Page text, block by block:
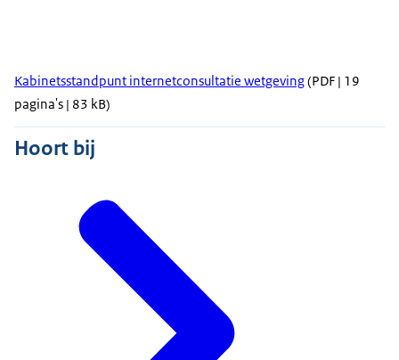
Kabinetsstandpunt internetconsultatie wetgeving(PDF | 19
pagina's | 83 kB)
Hoort bij